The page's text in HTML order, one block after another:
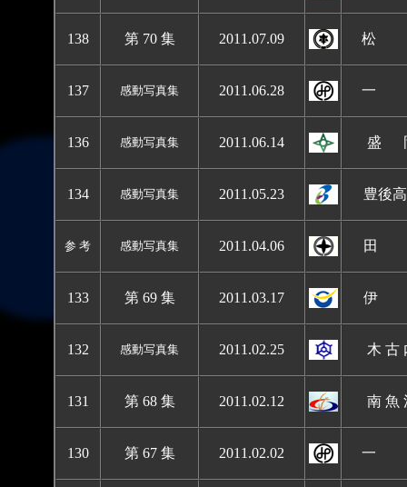
138 第 70 集 2011.07.09 松
137 感動写真集 2011.06.28 一
136 感動写真集 2011.06.14 盛
134 感動写真集 2011.05.23 豊後
参 考 感動写真集 2011.04.06 田
133 第 69 集 2011.03.17 伊
132 感動写真集 2011.02.25 木 古
131 第 68 集 2011.02.12 南 魚
130 第 67 集 2011.02.02 一